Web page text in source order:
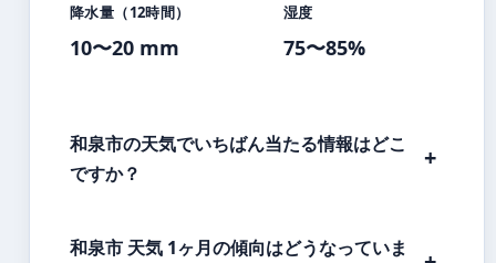
降水量（12時間）
10〜20 mm
湿度
75〜85%
和泉市の天気でいちばん当たる情報はどこ
ですか？
和泉市 天気 1ヶ月の傾向はどうなっていま